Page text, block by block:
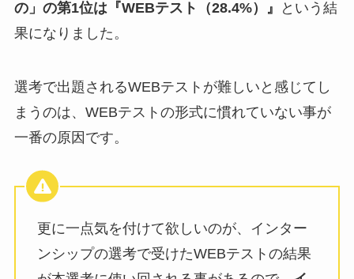
の」の第1位は『WEBテスト（28.4%）』
という結
果になりました。
選考で出題されるWEBテストが難しいと感じてし
まうのは、WEBテストの形式に慣れていない事が
一番の原因です。
更に一点気を付けて欲しいのが、インター
ンシップの選考で受けたWEBテストの結果